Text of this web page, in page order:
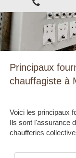
Principaux
chauffagiste à
Voici les principaux
Ils sont l'assurance
chaufferies